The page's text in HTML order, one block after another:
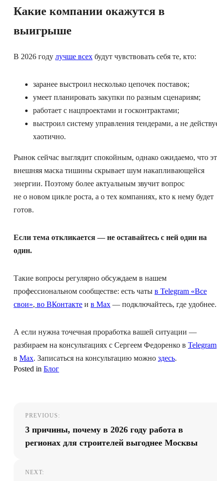
Какие компании окажутся в
выигрыше
В 2026 году лучше всех будут чувствовать себя те, кто:
заранее выстроил несколько цепочек поставок;
умеет планировать закупки по разным сценариям;
работает с нацпроектами и госконтрактами;
выстроил систему управления тендерами, а не
хаотично.
Рынок сейчас выглядит спокойным, однако ожидаемо, что
внешняя маска тишины скрывает шум накапливающейся
энергии. Поэтому более актуальным звучит вопрос
не о новом цикле роста, а о тех компаниях, кто к нему будет
готов.
Если тема откликается — не оставайтесь с ней один на
один.
Такие вопросы регулярно обсуждаем в нашем
профессиональном сообществе: есть чаты в Telegram «Все
свои», во ВКонтакте и в Max — подключайтесь, где удобнее.
А если нужна точечная проработка вашей ситуации —
разбираем на консультациях с Сергеем Федоренко в Telegram
в Max. Записаться на консультацию можно здесь.
Posted in Блог
записям
PREVIOUS:
3 причины, почему в 2026 году работа в
регионах для строителей выгоднее Москвы
NEXT: